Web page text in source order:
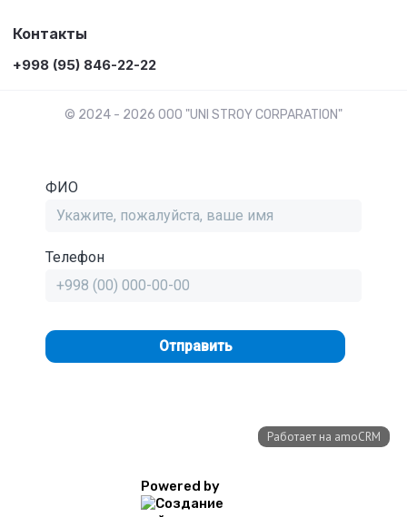
Контакты
+998 (95) 846-22-22
© 2024 - 2026 OOO "UNI STROY CORPARATION"
Powered by